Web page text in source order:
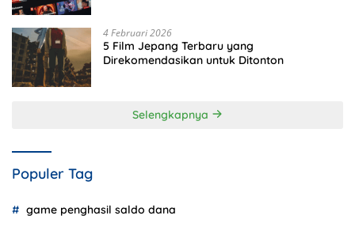
4 Februari 2026
5 Film Jepang Terbaru yang
Direkomendasikan untuk Ditonton
Selengkapnya
Populer Tag
game penghasil saldo dana